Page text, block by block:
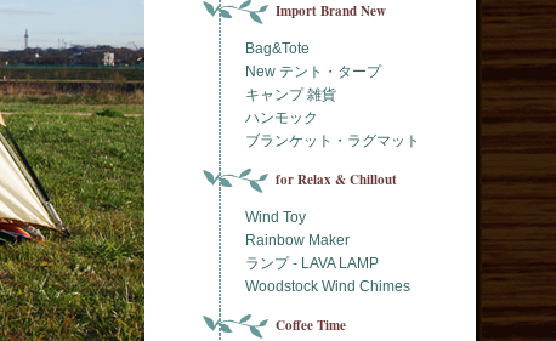
Import Brand New
Bag&Tote
New テント・タープ
キャンプ 雑貨
ハンモック
ブランケット・ラグマット
for Relax & Chillout
Wind Toy
Rainbow Maker
ランプ - LAVA LAMP
Woodstock Wind Chimes
Coffee Time